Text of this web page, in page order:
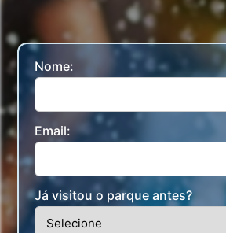
Nome:
Email:
Já visitou o parque antes?